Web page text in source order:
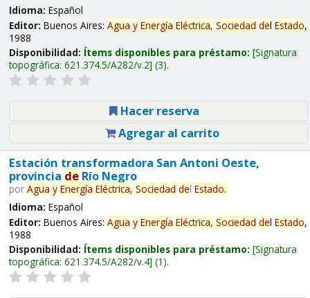
Idioma: Español
Editor: Buenos Aires: Agua y Energía Eléctrica, Sociedad del Estado,
1988
Disponibilidad: Ítems disponibles para préstamo: Signatura
topográfica: 621.374.5/A282/v.2 (3).
Hacer reserva
Agregar al carrito
Estación transformadora San Antoni Oeste,
provincia deRío Negro
por Agua y Energía Eléctrica, Sociedad del Estado.
Idioma: Español
Editor: Buenos Aires: Agua y Energía Eléctrica, Sociedad del Estado,
1988
Disponibilidad: Ítems disponibles para préstamo: Signatura
topográfica: 621.374.5/A282/v.4 (1).